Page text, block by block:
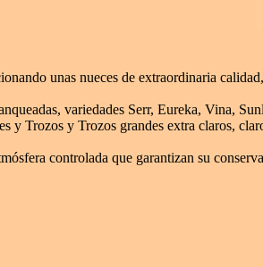
unas nueces de extraordinaria
variedades Serr, Eureka, Vina,
y Trozos y Trozos grandes extra claros,
controlada que garantizan su